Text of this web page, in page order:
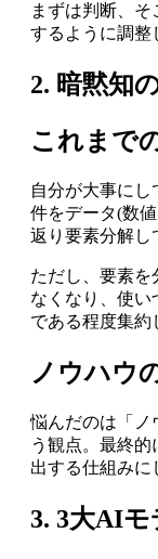
まずは判断、
するように調整
2. 暗黙知
これまで
自分が大事に
件をデータ(数
返り要素分解し
ただし、要素を
なくなり、使い
である程度集約
ノウハウ
悩んだのは「ノ
う観点。最終
出する仕組みに
3. 3大AI